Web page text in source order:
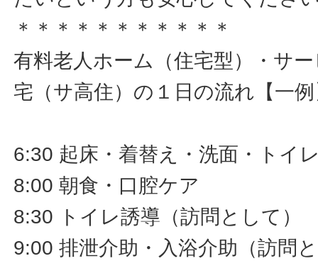
＊＊＊＊＊＊＊＊＊＊＊
有料老人ホーム（住宅型）・サ
宅（サ高住）の１日の流れ【一
6:30 起床・着替え・洗面・トイ
8:00 朝食・口腔ケア
8:30 トイレ誘導（訪問として）
9:00 排泄介助・入浴介助（訪問